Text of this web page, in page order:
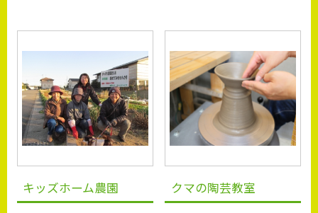
キッズホーム農園 クマの陶芸教室